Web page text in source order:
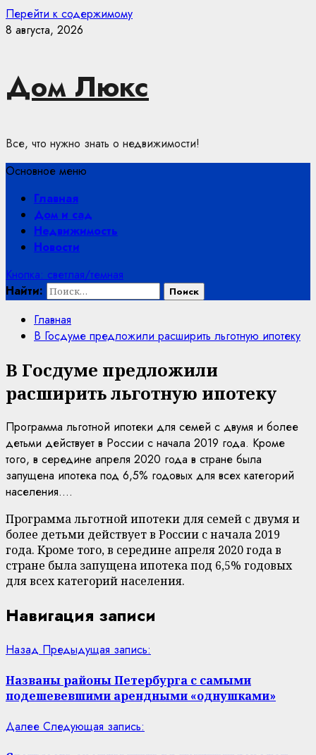
Перейти к содержимому
8 августа, 2026
Дом Люкс
Все, что нужно знать о недвижимости!
Основное меню
Главная
Дом и сад
Недвижимость
Новости
Кнопка: светлая/темная
Найти:
Главная
В Госдуме предложили расширить льготную ипотеку
В Госдуме предложили
расширить льготную ипотеку
Программа льготной ипотеки для семей с двумя и более
детьми действует в России с начала 2019 года. Кроме
того, в середине апреля 2020 года в стране была
запущена ипотека под 6,5% годовых для всех категорий
населения....
Программа льготной ипотеки для семей с двумя и
более детьми действует в России с начала 2019
года. Кроме того, в середине апреля 2020 года в
стране была запущена ипотека под 6,5% годовых
для всех категорий населения.
Навигация записи
Назад Предыдущая запись:
Названы районы Петербурга с самыми
подешевевшими арендными «однушками»
Далее Следующая запись: